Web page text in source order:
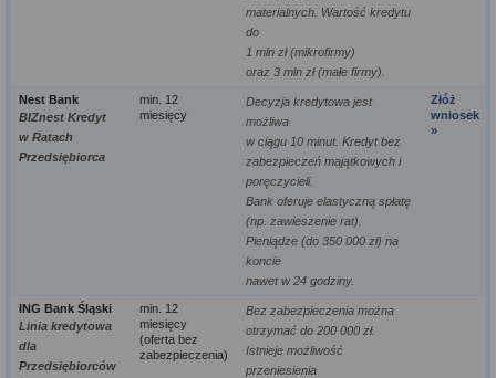
materialnych. Wartość kredytu
do
1 mln zł (mikrofirmy)
oraz 3 mln zł (małe firmy).
Nest Bank
BIZnest Kredyt
w Ratach
Przedsiębiorca
min. 12
miesięcy
Decyzja kredytowa jest
możliwa
w ciągu 10 minut. Kredyt bez
zabezpieczeń majątkowych i
poręczycieli.
Bank oferuje elastyczną spłatę
(np. zawieszenie rat).
Pieniądze (do 350 000 zł) na
koncie
nawet w 24 godziny.
Złóż
wniosek
»
ING Bank Śląski
Linia kredytowa
dla
Przedsiębiorców
min. 12
miesięcy
(oferta bez
zabezpieczenia)
Bez zabezpieczenia można
otrzymać do 200 000 zł.
Istnieje możliwość
przeniesienia